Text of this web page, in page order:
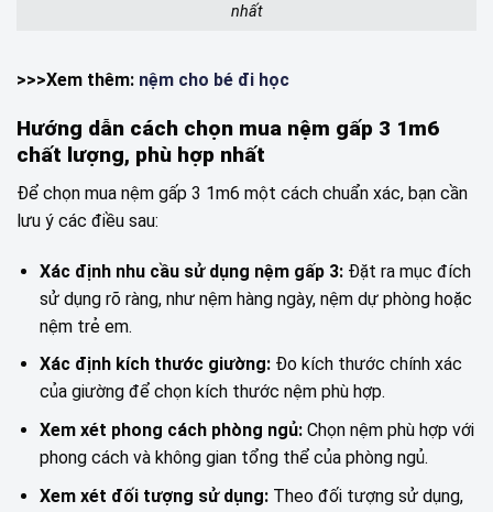
nhất
>>>Xem thêm: nệm cho bé đi học
Hướng dẫn cách chọn mua nệm gấp 3 1m6
chất lượng, phù hợp nhất
Để chọn mua nệm gấp 3 1m6 một cách chuẩn xác, bạn cần
lưu ý các điều sau:
Xác định nhu cầu sử dụng nệm gấp 3:Đặt ra mục đích
sử dụng rõ ràng, như nệm hàng ngày, nệm dự phòng hoặc
nệm trẻ em.
Xác định kích thước giường:Đo kích thước chính xác
của giường để chọn kích thước nệm phù hợp.
Xem xét phong cách phòng ngủ:Chọn nệm phù hợp với
phong cách và không gian tổng thể của phòng ngủ.
Xem xét đối tượng sử dụng:Theo đối tượng sử dụng,